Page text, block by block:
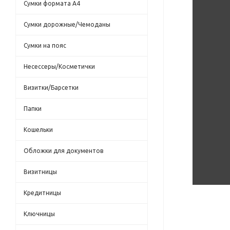
Сумки формата А4
Сумки дорожные/Чемоданы
Сумки на пояс
Несессеры/Косметички
Визитки/Барсетки
Папки
Кошельки
Обложки для документов
Визитницы
Кредитницы
Ключницы